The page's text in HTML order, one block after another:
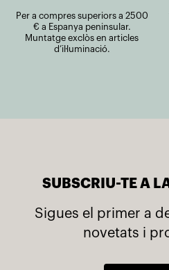
Per a compres superiors a 2500
€ a Espanya peninsular.
Muntatge exclòs en articles
d’il·luminació.
SUBSCRIU-TE A
Sigues el primer a
novetats i